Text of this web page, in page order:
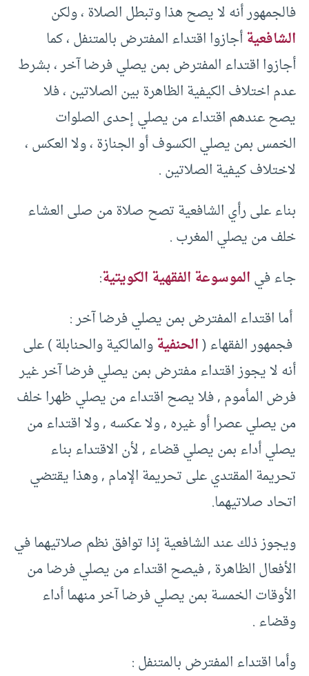
فالجمهور أنه لا يصح هذا وتبطل الصلاة ، ولكن
الشافعيةأجازوا اقتداء المفترض بالمتنفل ، كما
أجازوا اقتداء المفترض بمن يصلي فرضا آخر ، بشرط
عدم اختلاف الكيفية الظاهرة بين الصلاتين ، فلا
يصح عندهم اقتداء من يصلي إحدى الصلوات
الخمس بمن يصلي الكسوف أو الجنازة ، ولا العكس ،
لاختلاف كيفية الصلاتين .
بناء على رأي الشافعية تصح صلاة من صلى العشاء
خلف من يصلي المغرب .
جاء فيالموسوعة الفقهية الكويتية:
‏ أما اقتداء المفترض بمن يصلي فرضا آخر ‏:‏ ‏
‏ فجمهور الفقهاء ‏(‏الحنفيةوالمالكية والحنابلة ‏)‏ على
أنه لا يجوز اقتداء مفترض بمن يصلي فرضا آخر غير
فرض المأموم ‏,‏ فلا يصح اقتداء من يصلي ظهرا خلف
من يصلي عصرا أو غيره ‏,‏ ولا عكسه ‏,‏ ولا اقتداء من
يصلي أداء بمن يصلي قضاء ‏,‏ لأن الاقتداء بناء
تحريمة المقتدي على تحريمة الإمام ‏,‏ وهذا يقتضي
اتحاد صلاتيهما‏.‏ ‏
‏ويجوز ذلك عند الشافعية إذا توافق نظم صلاتيهما في
الأفعال الظاهرة ‏,‏ فيصح اقتداء من يصلي فرضا من
الأوقات الخمسة بمن يصلي فرضا آخر منهما أداء
وقضاء ‏‏.‏
وأما‏ اقتداء المفترض بالمتنفل ‏:‏ ‏